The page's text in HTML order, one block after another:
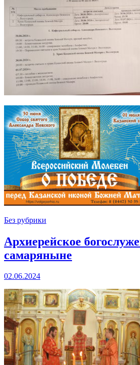
Без рубрики
Архиерейское
самаряныне
02.06.2024